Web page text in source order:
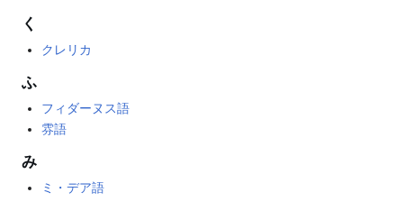
く
クレリカ
ふ
フィダーヌス語
雰語
み
ミ・デア語